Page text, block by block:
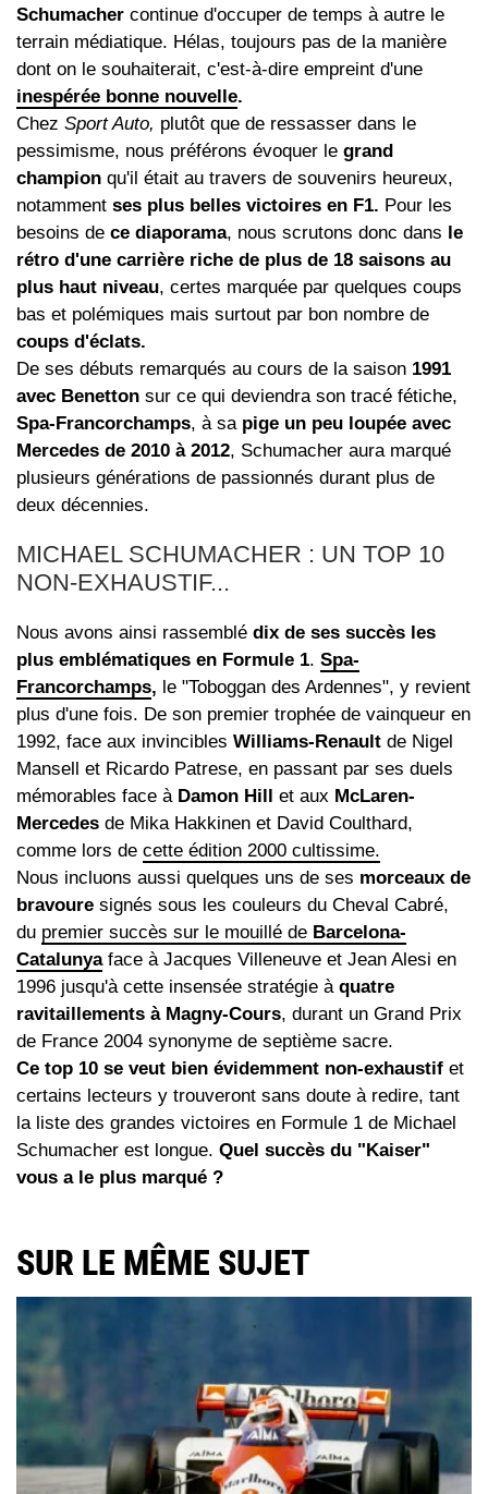
Schumacher continue d'occuper de temps à autre le
terrain médiatique. Hélas, toujours pas de la manière
dont on le souhaiterait, c'est-à-dire empreint d'une
inespérée bonne nouvelle.
Chez Sport Auto, plutôt que de ressasser dans le
pessimisme, nous préférons évoquer le grand
champion qu'il était au travers de souvenirs heureux,
notamment ses plus belles victoires en F1. Pour les
besoins de ce diaporama, nous scrutons donc dans le
rétro d'une carrière riche de plus de 18 saisons au
plus haut niveau, certes marquée par quelques coups
bas et polémiques mais surtout par bon nombre de
coups d'éclats.
De ses débuts remarqués au cours de la saison 1991
avec Benetton sur ce qui deviendra son tracé fétiche,
Spa-Francorchamps, à sa pige un peu loupée avec
Mercedes de 2010 à 2012, Schumacher aura marqué
plusieurs générations de passionnés durant plus de
deux décennies.
MICHAEL SCHUMACHER : UN TOP 10
NON-EXHAUSTIF...
Nous avons ainsi rassemblé dix de ses succès les
plus emblématiques en Formule 1. Spa-
Francorchamps, le "Toboggan des Ardennes", y revient
plus d'une fois. De son premier trophée de vainqueur en
1992, face aux invincibles Williams-Renault de Nigel
Mansell et Ricardo Patrese, en passant par ses duels
mémorables face à Damon Hill et aux McLaren-
Mercedes de Mika Hakkinen et David Coulthard,
comme lors de cette édition 2000 cultissime.
Nous incluons aussi quelques uns de ses morceaux de
bravoure signés sous les couleurs du Cheval Cabré,
du premier succès sur le mouillé de Barcelona-
Catalunyaface à Jacques Villeneuve et Jean Alesi en
1996 jusqu'à cette insensée stratégie à quatre
ravitaillements à Magny-Cours, durant un Grand Prix
de France 2004 synonyme de septième sacre.
Ce top 10 se veut bien évidemment non-exhaustif et
certains lecteurs y trouveront sans doute à redire, tant
la liste des grandes victoires en Formule 1 de Michael
Schumacher est longue. Quel succès du "Kaiser"
vous a le plus marqué ?
SUR LE MÊME SUJET